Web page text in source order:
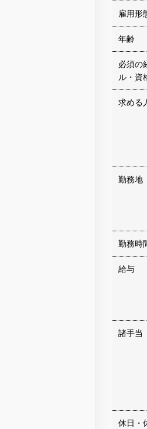
雇用形
年齢
必須の
ル・資
求める
勤務地
勤務時
給与
諸手当
休日・